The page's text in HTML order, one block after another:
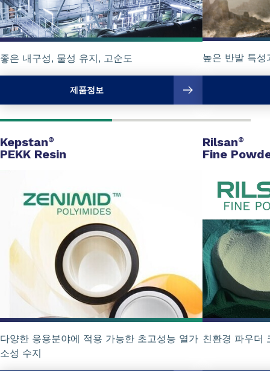
좋은 내구성, 물성 유지, 고순도
제품정보
높은 반발 특성
Kepstan®
PEKK Resin
다양한 응용분야에 적용 가능한 초고성능 열가
소성 수지
Rilsan®
Fine
친환경 파우더